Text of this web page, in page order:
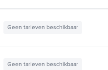
Geen tarieven beschikbaar
Geen tarieven beschikbaar